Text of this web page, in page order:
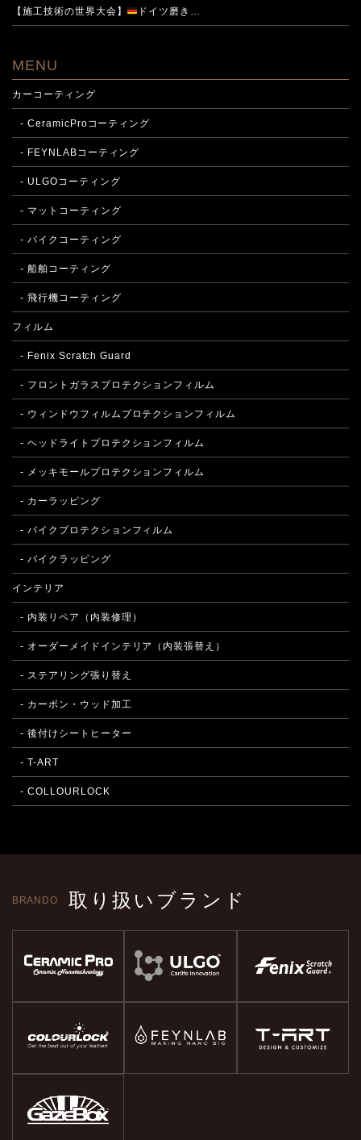
【施工技術の世界大会】 ドイツ磨き…
MENU
カーコーティング
- CeramicProコーティング
- FEYNLABコーティング
- ULGOコーティング
- マットコーティング
- バイクコーティング
- 船舶コーティング
- 飛行機コーティング
フィルム
- Fenix Scratch Guard
- フロントガラスプロテクションフィルム
- ウィンドウフィルムプロテクションフィルム
- ヘッドライトプロテクションフィルム
- メッキモールプロテクションフィルム
- カーラッピング
- バイクプロテクションフィルム
- バイクラッピング
インテリア
- 内装リペア（内装修理）
- オーダーメイドインテリア（内装張替え）
- ステアリング張り替え
- カーボン・ウッド加工
- 後付けシートヒーター
- T-ART
- COLLOURLOCK
BRANDO 取り扱いブランド